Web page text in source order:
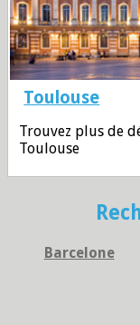
Toulouse
Trouvez plus de
Toulouse
Barcelone